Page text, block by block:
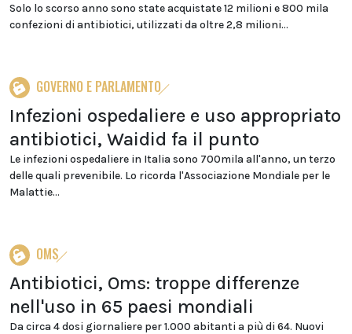
Solo lo scorso anno sono state acquistate 12 milioni e 800 mila
confezioni di antibiotici, utilizzati da oltre 2,8 milioni...
GOVERNO E PARLAMENTO
Infezioni ospedaliere e uso appropriato
antibiotici, Waidid fa il punto
Le infezioni ospedaliere in Italia sono 700mila all'anno, un terzo
delle quali prevenibile. Lo ricorda l'Associazione Mondiale per le
Malattie...
OMS
Antibiotici, Oms: troppe differenze
nell'uso in 65 paesi mondiali
Da circa 4 dosi giornaliere per 1.000 abitanti a più di 64. Nuovi